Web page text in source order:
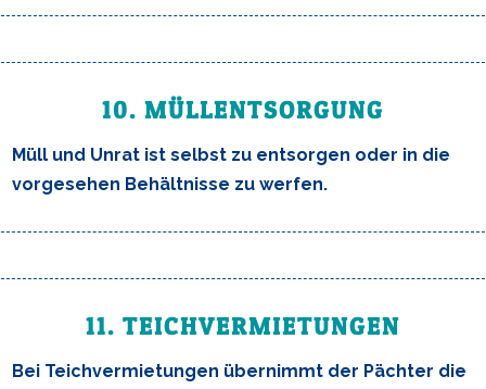
10. MÜLLENTSORGUNG
Müll und Unrat ist selbst zu entsorgen oder in die
vorgesehen Behältnisse zu werfen.
11. TEICHVERMIETUNGEN
Bei Teichvermietungen übernimmt der Pächter die